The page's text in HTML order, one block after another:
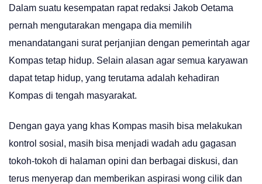
Dalam suatu kesempatan rapat redaksi Jakob Oetama
pernah mengutarakan mengapa dia memilih
menandatangani surat perjanjian dengan pemerintah agar
Kompas tetap hidup. Selain alasan agar semua karyawan
dapat tetap hidup, yang terutama adalah kehadiran
Kompas di tengah masyarakat.
Dengan gaya yang khas Kompas masih bisa melakukan
kontrol sosial, masih bisa menjadi wadah adu gagasan
tokoh-tokoh di halaman opini dan berbagai diskusi, dan
terus menyerap dan memberikan aspirasi wong cilik dan